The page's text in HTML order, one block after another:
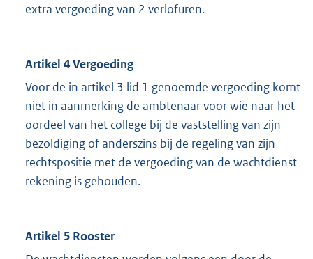
extra vergoeding van 2 verlofuren.
Artikel 4 Vergoeding
Voor de in artikel 3 lid 1 genoemde vergoeding komt
niet in aanmerking de ambtenaar voor wie naar het
oordeel van het college bij de vaststelling van zijn
bezoldiging of anderszins bij de regeling van zijn
rechtspositie met de vergoeding van de wachtdienst
rekening is gehouden.
Artikel 5 Rooster